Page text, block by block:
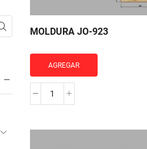
MOLDURA JO-923
AGREGAR
MOLDURA
923
SEARCH